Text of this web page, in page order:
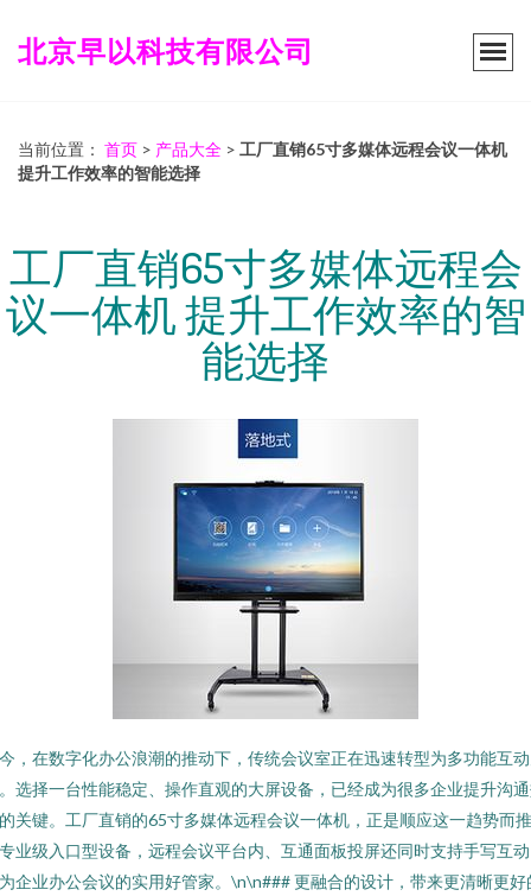
北京早以科技有限公司
当前位置： 首页 > 产品大全 > 工厂直销65寸多媒体远程会议一体机
提升工作效率的智能选择
工厂直销65寸多媒体远程会
议一体机 提升工作效率的智
能选择
，在数字化办公浪潮的推动下，传统会议室正在迅速转型为多功能互
选择一台性能稳定、操作直观的大屏设备，已经成为很多企业提升沟
关键。工厂直销的65寸多媒体远程会议一体机，正是顺应这一趋势而
业级入口型设备，远程会议平台内、互通面板投屏还同时支持手写互
企业办公会议的实用好管家。\n\n### 更融合的设计，带来更清晰更好